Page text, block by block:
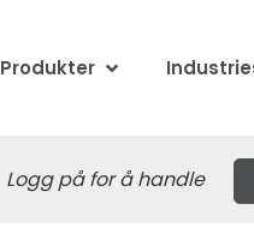
Produkter
Logg på for å handle